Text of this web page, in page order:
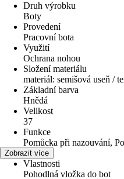
Druh výrobku
Boty
Provedení
Pracovní bota
Využití
Ochrana nohou
Složení materiálu
materiál: semišová useň /
Základní barva
Hnědá
Velikost
37
Funkce
Pomůcka při nazouvání,
jazyk
Vlastnosti
Pohodlná vložka do bot
Zobrazit více